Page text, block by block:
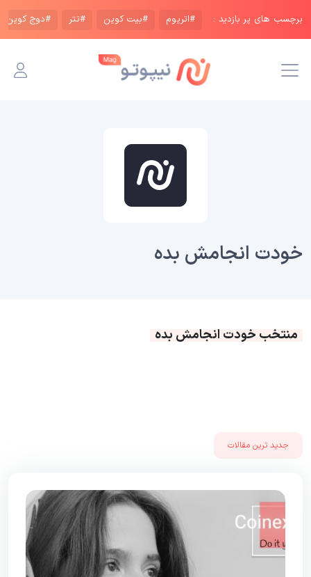
برچسب های پر بازدید : #اتریوم #بیت کوین #تتر #دوج کوین
خودت انجامش بده
منتخب خودت انجامش بده
جدید ترین مقالات